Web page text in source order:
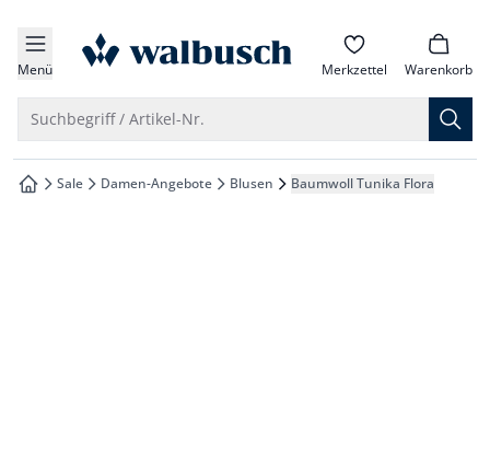
springen
springen
springen
springen
Menü zur Startseite Merkzettel Warenkorb
Suchbegriff / Artikel-Nr.
zur Startseite
Sale Damen-Angebote Blusen Baumwoll Tunika Flora